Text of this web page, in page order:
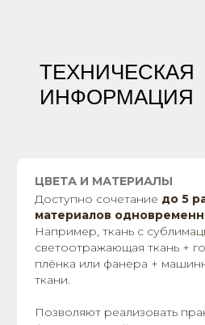
ТЕХНИЧЕСКАЯ
ИНФОРМАЦИЯ
ЦВЕТА И МАТЕРИАЛЫ
Доступно сочетание до 5
материалов
Например, ткань с
светоотражающая ткань +
плёнка или фанера +
ткани.
Позволяют реализовать